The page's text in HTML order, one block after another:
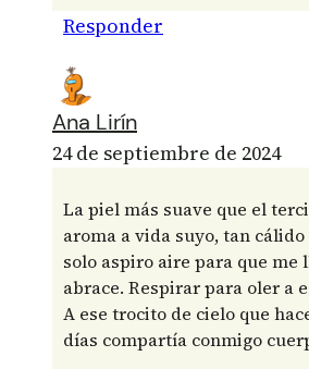
Responder
Ana Lirín
24 de septiembre de 2024
La piel más suave que el
aroma a vida suyo, tan
solo aspiro aire para que me
abrace. Respirar para oler a
A ese trocito de cielo que
días compartía conmigo